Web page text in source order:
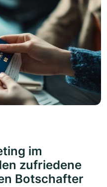
im
zufriedene
Botschafter